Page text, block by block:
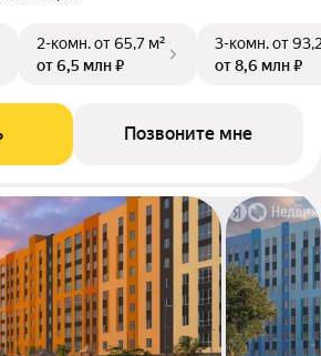
2-комн.от 65,7 м²
от 6,5 млн ₽
3-комн.от
от 8,6 млн ₽
Позвоните мне